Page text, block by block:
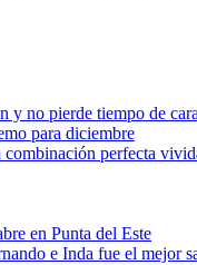
y no pierde tiempo de
para diciembre
perfecta
en Punta del Este
e Inda fue el mejor